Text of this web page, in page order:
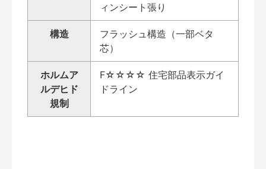
ィンシート張り
構造
フラッシュ構造（一部ベタ
芯）
ホルムア
ルデヒド
規制
F☆☆☆☆ 住宅部品表示ガイ
ドライン